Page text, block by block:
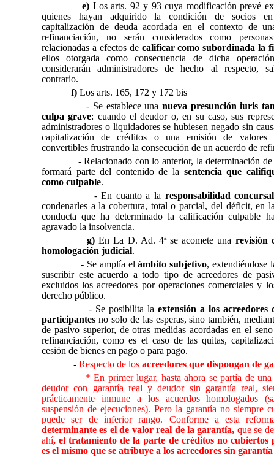
e) Los arts. 92 y 93 cuya modificación prevé
quienes hayan adquirido la condición de socios
capitalización de deuda acordada en el contexto de
refinanciación, no serán considerados como personas
relacionadas a efectos de calificar como subordinada la
ellos otorgada como consecuencia de dicha
considerarán administradores de hecho al respecto,
contrario.
f) Los arts. 165, 172 y 172 bis
- Se establece unanueva presunción iuris
culpa grave: cuando el deudor o, en su caso, sus
administradores o liquidadores se hubiesen negado sin
capitalización de créditos o una emisión de valores
convertibles frustrando la consecución de un acuerdo de
- Relacionado con lo anterior, la determinación de
formará parte del contenido de la sentencia que
como culpable.
- En cuanto a la responsabilidad concursal
condenarles a la cobertura, total o parcial, del déficit, en
conducta que ha determinado la calificación culpable
agravado la insolvencia.
g) En La D. Ad. 4ª se acomete una revisión
homologación judicial.
- Se amplía elámbito subjetivo, extendiéndose
suscribir este acuerdo a todo tipo de acreedores de
excluidos los acreedores por operaciones comerciales y
derecho público.
- Se posibilita laextensión a los acreedores
participantes no solo de las esperas, sino también,
de pasivo superior, de otras medidas acordadas en el
refinanciación, como es el caso de las quitas,
cesión de bienes en pago o para pago.
- Respecto de los acreedores que dispongan de
* En primer lugar, hasta ahora se partía de
deudor con garantía real y deudor sin garantía real,
prácticamente inmune a los acuerdos homologados
suspensión de ejecuciones). Pero la garantía no siempre
puede ser de inferior rango. Conforme a esta
determinante es el de valor real de la garantía, que se
ahí, el tratamiento de la parte de créditos no cubiertos
es el mismo que se atribuye a los acreedores sin